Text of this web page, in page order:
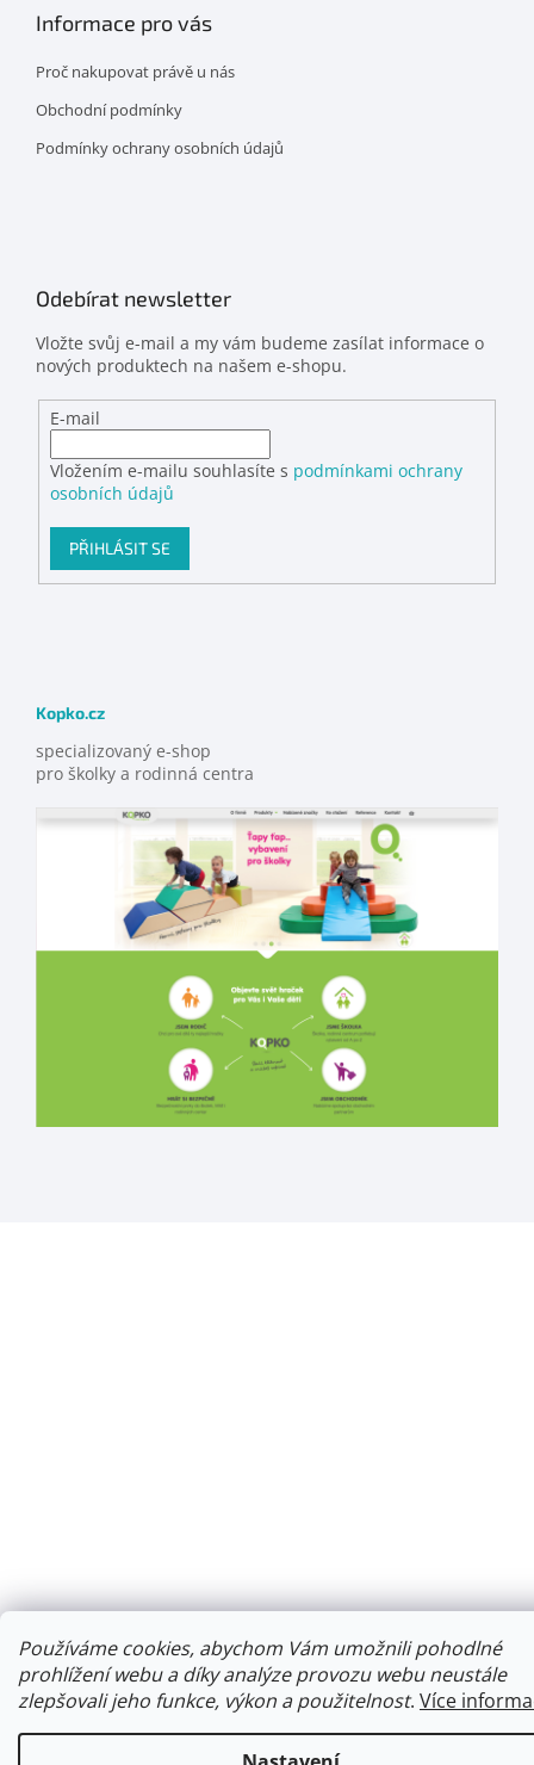
Používáme cookies, abychom Vám umožnili pohodlné
prohlížení webu a díky analýze provozu webu neustále
zlepšovali jeho funkce, výkon a použitelnost. Více
Informace pro vás
Proč nakupovat právě u nás
Obchodní podmínky
Podmínky ochrany osobních údajů
Odebírat newsletter
Vložte svůj e-mail a my vám budeme zasílat informace o
nových produktech na našem e-shopu.
E-mail
Vložením e-mailu souhlasíte s podmínkami ochrany
osobních údajů
PŘIHLÁSIT SE
Kopko.cz
specializovaný e-shop
pro školky a rodinná centra